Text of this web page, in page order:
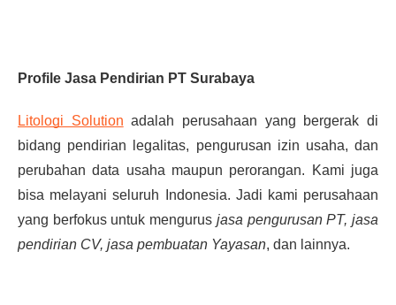
Profile Jasa Pendirian PT Surabaya
Litologi Solution adalah perusahaan yang bergerak di
bidang pendirian legalitas, pengurusan izin usaha, dan
perubahan data usaha maupun perorangan. Kami juga
bisa melayani seluruh Indonesia. Jadi kami perusahaan
yang berfokus untuk mengurus jasa pengurusan PT, jasa
pendirian CV, jasa pembuatan Yayasan, dan lainnya.